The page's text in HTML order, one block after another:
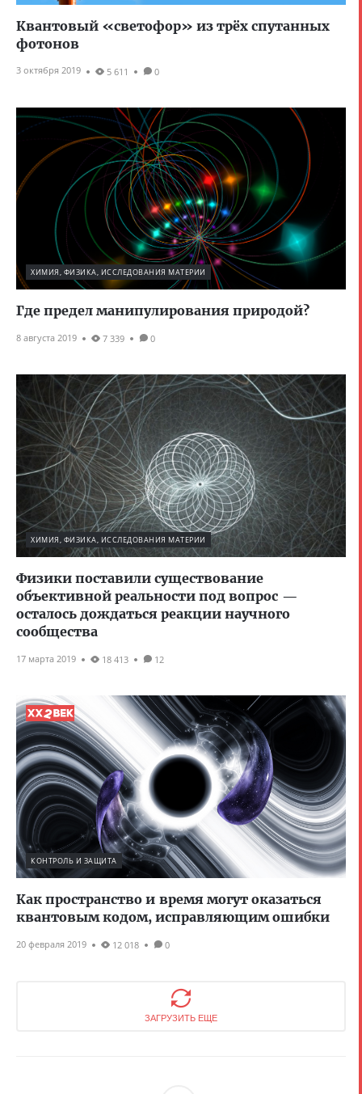
Квантовый «светофор» из трёх спутанных
фотонов
3 октября 2019 5 611 0
ХИМИЯ, ФИЗИКА, ИССЛЕДОВАНИЯ МАТЕРИИ
Где предел манипулирования природой?
8 августа 2019 7 339 0
ХИМИЯ, ФИЗИКА, ИССЛЕДОВАНИЯ МАТЕРИИ
Физики поставили существование
объективной реальности под вопрос —
осталось дождаться реакции научного
сообщества
17 марта 2019 18 413 12
КОНТРОЛЬ И ЗАЩИТА
Как пространство и время могут оказаться
квантовым кодом, исправляющим ошибки
20 февраля 2019 12 018 0
ЗАГРУЗИТЬ ЕЩЕ